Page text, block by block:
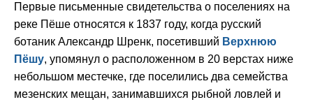
Первые письменные свидетельства о поселениях на
реке Пёше относятся к 1837 году, когда русский
ботаник Александр Шренк, посетивший Верхнюю
Пёшу, упомянул о расположенном в 20 верстах ниже
небольшом местечке, где поселились два семейства
мезенских мещан, занимавшихся рыбной ловлей и